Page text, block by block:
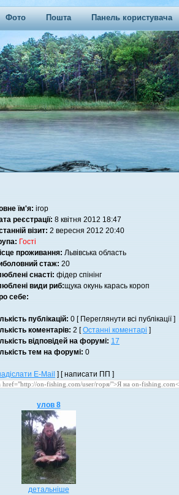
Фото Пошта Панель користувача
їм'я: ігор
реєстрації: 8 квітня 2012 18:47
візит: 2 вересня 2012 20:40
Гості
проживання: Львівська область
стаж: 20
снасті: фідер спінінг
види риб:щука окунь карась короп
себе:
публікацій: 0 [ Переглянути всі публікації ]
коментарів: 2 [Останні коментарі ]
відповідей на форумі: 17
тем на форумі: 0
E-Mail ] [ написати ПП ]
улов 8
детальніше